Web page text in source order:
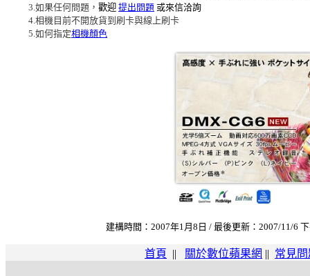
3.如果任何問題， 歡迎 提出問題 或來信洽詢
4.相機目前不開放貨到刷卡與線上刷卡
5.如何指定相機顏色
建構時間：2007年1月8日 / 最後更新：2007/11/6
首頁 || 關於數位蘋果網 || 常見